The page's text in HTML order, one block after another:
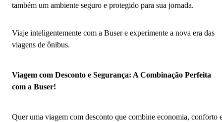
também um ambiente seguro e protegido para sua jornada.
Viaje inteligentemente com a Buser e experimente a nova era das
viagens de ônibus.
Viagem com Desconto e Segurança: A Combinação Perfeita
com a Buser!
Quer uma viagem com desconto que combine economia, conforto